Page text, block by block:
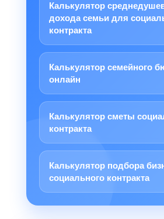
Калькулятор
дохода семьи для
контракта
Калькулятор семейного
онлайн
Калькулятор сметы
контракта
Калькулятор подбора
социального контракта